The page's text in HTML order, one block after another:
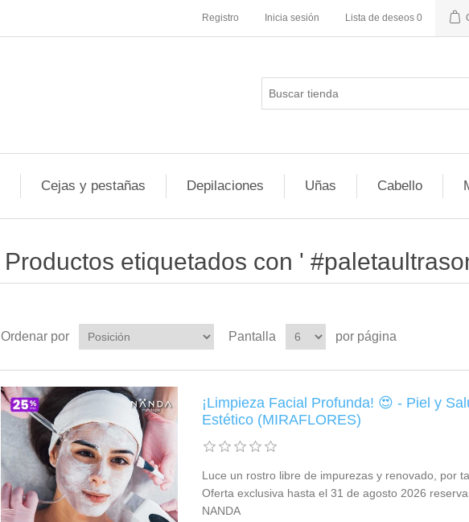
Registro Inicia sesión Lista de deseos 0
Cejas y pestañas Depilaciones Uñas Cabello
Productos etiquetados con '
Ordenar por Pantalla por página
¡Limpieza Facial Profunda! 😍 - Piel y
Estético (MIRAFLORES)
Luce un rostro libre de impurezas y renovado, por
Oferta exclusiva hasta el 31 de agosto 2026
NANDA